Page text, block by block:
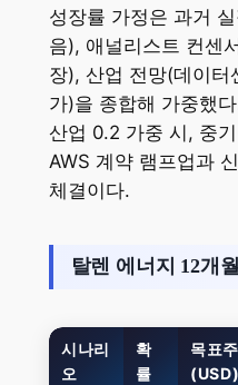
성장률 가정은 과거
음), 애널리스트 컨센
장), 산업 전망(데이터
가)을 종합해 가중했
산업 0.2 가중 시, 중
AWS 계약 램프업과
체결이다.
탈렌 에너지 12개
시나리
오
확
률
목표
(USD)